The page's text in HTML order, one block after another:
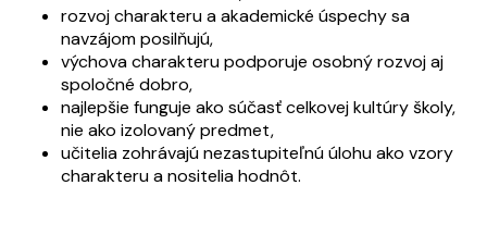
rozvoj charakteru a akademické úspechy sa
navzájom posilňujú,
výchova charakteru podporuje osobný rozvoj aj
spoločné dobro,
najlepšie funguje ako súčasť celkovej kultúry školy,
nie ako izolovaný predmet,
učitelia zohrávajú nezastupiteľnú úlohu ako vzory
charakteru a nositelia hodnôt.